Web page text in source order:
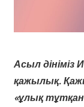
Асыл дініміз
қажылық.
«ұлық